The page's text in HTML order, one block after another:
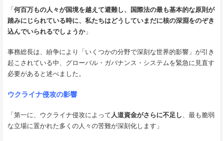
「 何百万もの人々が国境を越えて避難し、国際法の最も基本的な原則が
踏みにじられている時に、私たちはどうしていまだに核の深淵をのぞき
込んでいられるでしょうか」
事務総長は、紛争により「いくつかの分野で深刻な世界的影響」が引き
起こされている中、グローバル・ガバナンス・システムを緊急に見直す
必要があると述べました。
ウクライナ侵攻の影響
「第一に、ウクライナ侵攻によって 人道資金がさらに不足し 、最も脆弱
な立場に置かれた多くの人々の苦難が深刻化します」